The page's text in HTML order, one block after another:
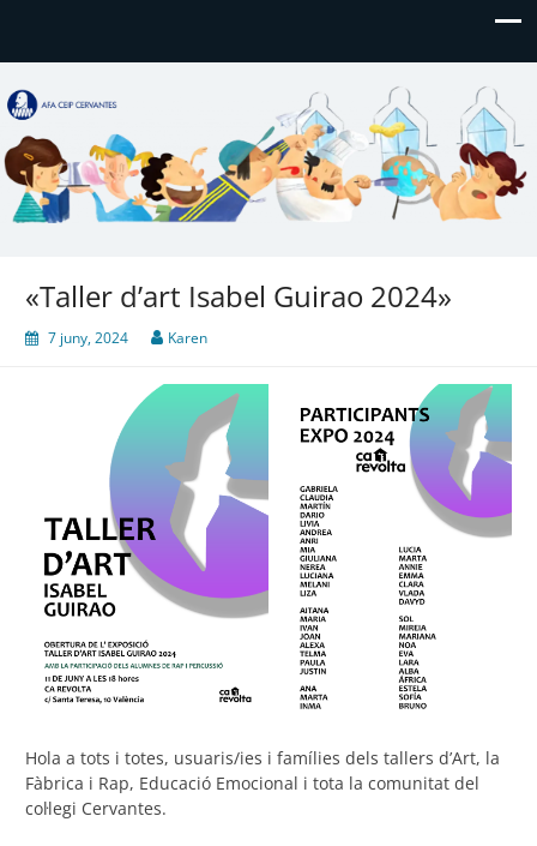
AFA CEIP Cervantes València
AFA CEIP Cervantes València
«Taller d’art Isabel Guirao 2024»
7 juny, 2024 Karen
Hola a tots i totes, usuaris/ies i famílies dels tallers d’Art, la
Fàbrica i Rap, Educació Emocional i tota la comunitat del
col·legi Cervantes.